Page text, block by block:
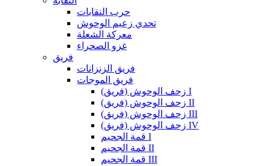
حرب النقابات
تحدي زعيم الوحوش
معركة الشعلة
غزو الصحراء
فريق
فريق الزنزانات
فريق الموجات
زحف الوحوش (فريق) I
زحف الوحوش (فريق) II
زحف الوحوش (فريق) III
زحف الوحوش (فريق) IV
قمة الجحيم I
قمة الجحيم II
قمة الجحيم III